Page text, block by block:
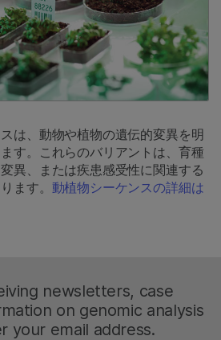
は、動物や植物の遺伝的変異を明
す。これらのバリアントは、育種
異、または疾患感受性に関連する
ます。 動植物シーケンスの詳細は
newsletters, case
on genomic analysis
your email address.